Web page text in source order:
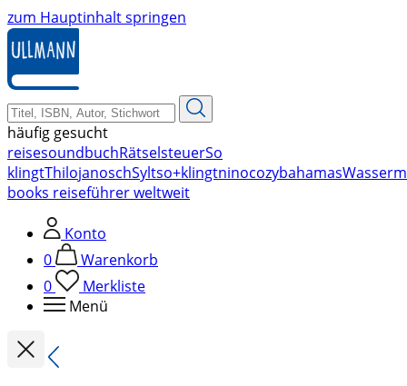
zum Hauptinhalt springen
häufig gesucht
reisesoundbuchRätselsteuerSo
klingtThilojanoschSyltso+klingtninocozybahamas
books reiseführer weltweit
Konto
0
Warenkorb
0
Merkliste
Menü